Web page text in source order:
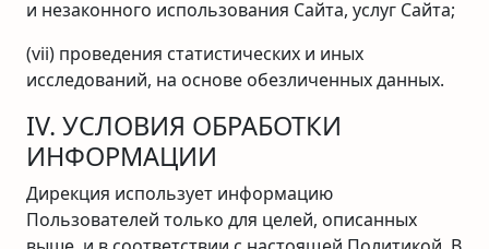
и незаконного использования Сайта, услуг Сайта;
(vii) проведения статистических и иных
исследований, на основе обезличенных данных.
IV. УСЛОВИЯ ОБРАБОТКИ
ИНФОРМАЦИИ
Дирекция использует информацию
Пользователей только для целей, описанных